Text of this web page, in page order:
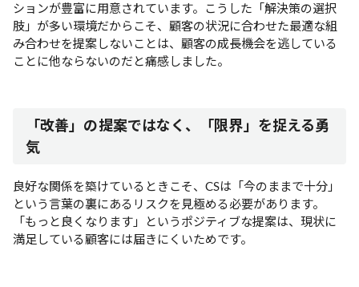
ションが豊富に用意されています。こうした「解決策の選択
肢」が多い環境だからこそ、顧客の状況に合わせた最適な組
み合わせを提案しないことは、顧客の成長機会を逃している
ことに他ならないのだと痛感しました。
「改善」の提案ではなく、「限界」を捉える勇
気
良好な関係を築けているときこそ、CSは「今のままで十分」
という言葉の裏にあるリスクを見極める必要があります。
「もっと良くなります」というポジティブな提案は、現状に
満足している顧客には届きにくいためです。